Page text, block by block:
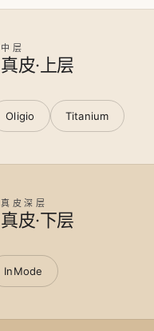
中层
真皮·上层
Oligio Titanium
真皮深层
真皮·下层
InMode